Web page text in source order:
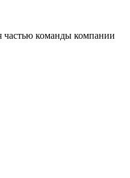
частью команды компании